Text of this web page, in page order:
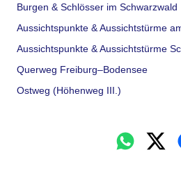
Burgen & Schlösser im Schwarzwald
Aussichtspunkte & Aussichtstürme
Aussichtspunkte & Aussichtstürme
Querweg Freiburg–Bodensee
Ostweg (Höhenweg III.)